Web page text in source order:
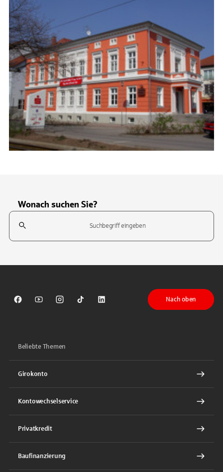
Wonach suchen Sie?
Suchfeld
Sparkasse auf Facebook
Sparkasse auf Youtube
Sparkasse auf Instagram
Sparkasse auf TikTok
Sparkasse auf LinkedIn
Nach oben
Beliebte Themen
Girokonto
Kontowechselservice
Privatkredit
Baufinanzierung